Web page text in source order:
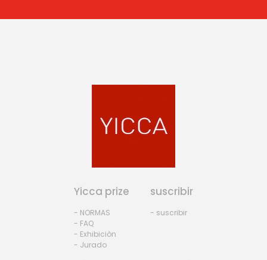
Yicca prize
- NORMAS
- FAQ
- Exhibiciòn
- Jurado
suscribir
- suscribir